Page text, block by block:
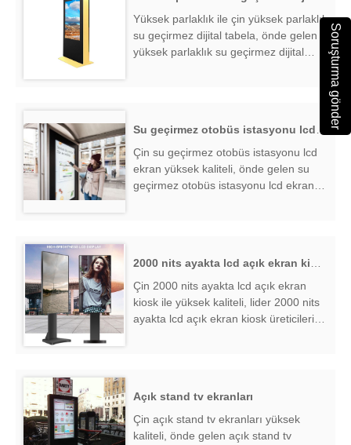
Soruşturma gönder
Yüksek parlaklık ile çin yüksek parlaklık
su geçirmez dijital tabela, önde gelen
yüksek parlaklık su geçirmez dijital
Su geçirmez otobüs istasyonu lcd ekran
Çin su geçirmez otobüs istasyonu lcd
ekran yüksek kaliteli, önde gelen su
geçirmez otobüs istasyonu lcd ekran
Çin 2000 nits ayakta lcd açık ekran
kiosk ile yüksek kaliteli, lider 2000 nits
ayakta lcd açık ekran kiosk üreticileri
Açık stand tv ekranları
Çin açık stand tv ekranları yüksek
kaliteli, önde gelen açık stand tv